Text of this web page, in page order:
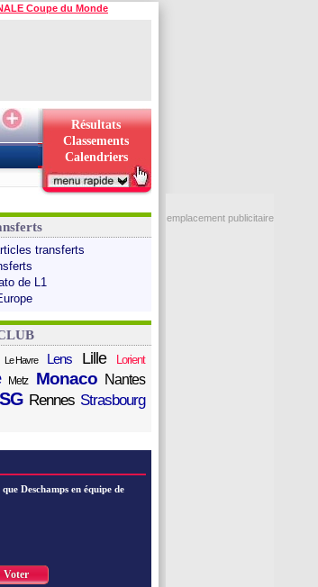
Coupe du Monde
Résultats
Classements
Calendriers
transferts
de L1
Le Havre Lens Lille Lorient
Metz Monaco Nantes
Rennes Strasbourg
Deschamps en équipe de
Voter
emplacement publicitaire